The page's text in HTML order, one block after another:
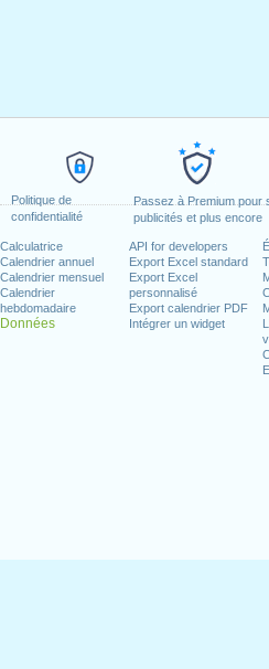
Politique de
confidentialité
Passez à Premium pour
publicités et plus encore
Calculatrice
Calendrier annuel
Calendrier mensuel
Calendrier
hebdomadaire
Données
API for developers
Export Excel standard
Export Excel
personnalisé
Export calendrier PDF
Intégrer un widget